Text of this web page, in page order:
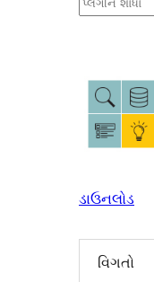
ડાઉનલોડ
વિગતો